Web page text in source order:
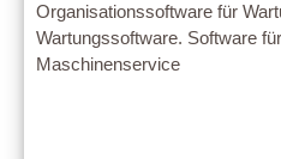
Organisationssoftware für
Wartungssoftware. Software
Maschinenservice